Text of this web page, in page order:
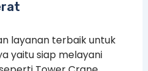
layanan terbaik untuk
yaitu siap melayani